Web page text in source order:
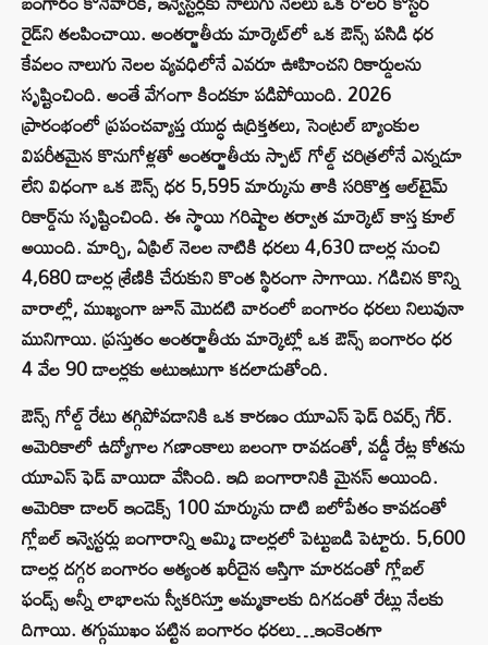
రైడ్‌ని తలపించాయి. అంతర్జాతీయ మార్కెట్‌లో ఒక ఔన్స్ పసిడి ధర
కేవలం నాలుగు నెలల వ్యవధిలోనే ఎవరూ ఊహించని రికార్డులను
సృష్టించింది. అంతే వేగంగా కిందకూ పడిపోయింది. 2026
ప్రారంభంలో ప్రపంచవ్యాప్త యుద్ధ ఉద్రిక్తతలు, సెంట్రల్ బ్యాంకుల
విపరీతమైన కొనుగోళ్లతో అంతర్జాతీయ స్పాట్ గోల్డ్ చరిత్రలోనే ఎన్నడూ
లేని విధంగా ఒక ఔన్స్ ధర 5,595 మార్కును తాకి సరికొత్త ఆల్‌టైమ్
రికార్డ్‌ను సృష్టించింది. ఈ స్థాయి గరిష్టాల తర్వాత మార్కెట్ కాస్త కూల్
అయింది. మార్చి, ఏప్రిల్ నెలల నాటికి ధరలు 4,630 డాలర్ల నుంచి
4,680 డాలర్ల శ్రేణికి చేరుకుని కొంత స్థిరంగా సాగాయి. గడిచిన కొన్ని
వారాల్లో, ముఖ్యంగా జూన్ మొదటి వారంలో బంగారం ధరలు నిలువునా
మునిగాయి. ప్రస్తుతం అంతర్జాతీయ మార్కెట్లో ఒక ఔన్స్ బంగారం ధర
4 వేల 90 డాలర్లకు అటుఇటుగా కదలాడుతోంది.
ఔన్స్ గోల్డ్ రేటు తగ్గిపోవడానికి ఒక కారణం యూఎస్ ఫెడ్ రివర్స్ గేర్.
అమెరికాలో ఉద్యోగాల గణాంకాలు బలంగా రావడంతో, వడ్డీ రేట్ల కోతను
యూఎస్ ఫెడ్ వాయిదా వేసింది. ఇది బంగారానికి మైనస్ అయింది.
అమెరికా డాలర్ ఇండెక్స్ 100 మార్కును దాటి బలోపేతం కావడంతో
గ్లోబల్ ఇన్వెస్టర్లు బంగారాన్ని అమ్మి డాలర్లలో పెట్టుబడి పెట్టారు. 5,600
డాలర్ల దగ్గర బంగారం అత్యంత ఖరీదైన ఆస్తిగా మారడంతో గ్లోబల్
ఫండ్స్ అన్నీ లాభాలను స్వీకరిస్తూ అమ్మకాలకు దిగడంతో రేట్లు నేలకు
దిగాయి. తగ్గుముఖం పట్టిన బంగారం ధరలు…ఇంకెంతగా